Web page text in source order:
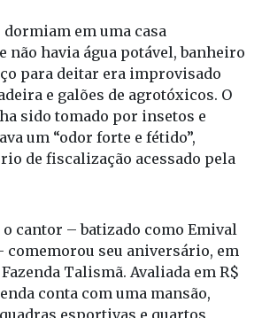
e galões de agrotóxicos. O
sido tomado por insetos e
um “odor forte e fétido”,
de fiscalização acessado pela
cantor – batizado como Emival
Talismã. Avaliada em R$
conta com uma mansão,
esportivas e quartos